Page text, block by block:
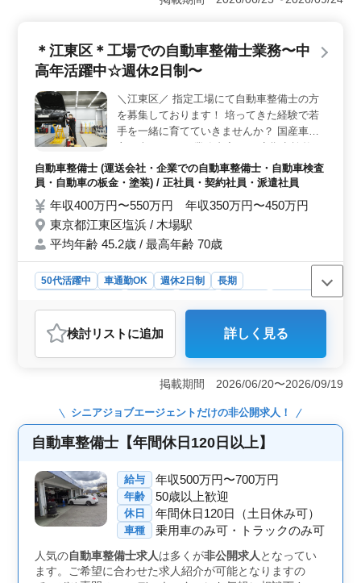
おり、経験を活かせる職場です。 ＜働きやすい環境
います。 ＜長期的な安定＞ 幅広い世代が活躍する安
定した企業で、長期的に働ける職場です。週休2日制に加
＊江東区＊工場での自動車整備士業務〜中
高年活躍中☆週休2日制〜
＼江東区／ 指定工場にて自動車整備士の方
を募集しております！ 培ってきた経験で若
手を一緒に育てていきませんか？ 国産車が
主な車種です ＊業務内容＊ ・定期点検整
備、納車整備、車検対応 ・部品の交換・取
り付け・補修 ・トラブルシューティング時
・中高年活躍中 ・交通費支給 ・社会保険完
備 ・マイカー通勤可能 皆様のご応募お待ち
しております！
自動車整備士 (運送会社・企業での自動車整備士・自動車検査
員・自動車の板金・塗装) / 正社員・契約社員・派遣社員
年収400万円〜550万円 年収350万円〜450万円
東京都江東区塩浜 / 木場駅
平均年齢 45.2歳 / 最高年齢 70歳
50代活躍中 車通勤OK 週休2日制
長期
派遣社員
おすすめポイント
＜週休2日制＞ この職場では週休2日制を採用してお
り、プライベートの時間を大切にできます。また、夏季
休暇や年末年始の長期休暇もあり、長期的な働き方が可
能です。 ＜経験者への配慮＞ 自動車整備経験5年以
上の経験必須で、これまでの経験を活かしてキャリアア
ップを図りたい方に適しています。中高年活躍中で、年
齢を重ねたプロフェッショナルが新たな挑戦をする場と
して理想的です。 ＜福利厚生と通勤の利便性＞ 社
会保険完備で安心して長く働ける環境が整っています。
マイカー通勤可能で通勤手当の支給もあり、通勤も便利
です
検討リスト に追加 詳しく見る
掲載期間 2026/06/20〜2026/09/19
シニアジョブエージェントだけの非公開求人！
自動車整備士【年間休日120日以上】
給与 年収500万円〜700万円
年齢 50歳以上歓迎
休日 年間休日120日（土日休み可）
車種 乗用車のみ可・トラックのみ可
人気の自動車整備士求人は多くが非公開求人となってい
ます。ご希望に合わせた求人紹介が可能となりますの